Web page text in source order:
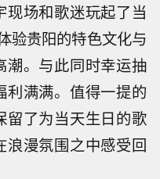
场和歌迷玩起了当
验贵阳的特色文化与
潮。与此同时幸运抽
利满满。值得一提的
留了为当天生日的歌
浪漫氛围之中感受回